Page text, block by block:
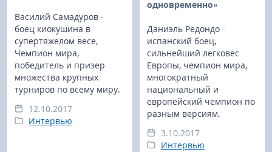
Василий Самадуров -
боец киокушина в
супертяжелом весе,
Чемпион мира,
победитель и призер
множества крупных
турниров по всему миру.
12.10.2017
Интервью
одновременно»
Даниэль Редондо -
испанский боец,
сильнейший легковес
Европы, чемпион мира,
многократный
национальный и
европейский чемпион по
разным версиям.
3.10.2017
Интервью